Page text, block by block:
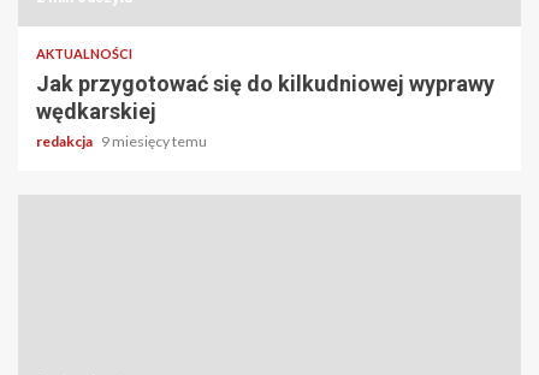
AKTUALNOŚCI
Jak przygotować się do kilkudniowej wyprawy
wędkarskiej
redakcja 9 miesięcy temu